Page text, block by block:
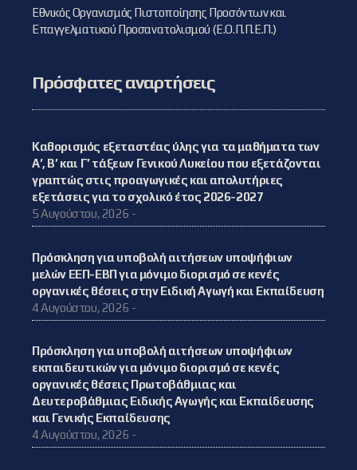
Εθνικός Οργανισμός Πιστοποίησης Προσόντων και
Επαγγελματικού Προσανατολισμού (Ε.Ο.Π.Π.Ε.Π.)
Πρόσφατες αναρτήσεις
Καθορισμός εξεταστέας ύλης για τα μαθήματα των
Α’, Β’ και Γ’ τάξεων Γενικού Λυκείου που εξετάζονται
γραπτώς στις προαγωγικές και απολυτήριες
εξετάσεις για το σχολικό έτος 2026-2027
5 Αυγούστου, 2026 -
Πρόσκληση για υποβολή αιτήσεων υποψήφιων
μελών ΕΕΠ-ΕΒΠ για μόνιμο διορισμό σε κενές
οργανικές θέσεις στην Ειδική Αγωγή και Εκπαίδευση
4 Αυγούστου, 2026 -
Πρόσκληση για υποβολή αιτήσεων υποψήφιων
εκπαιδευτικών για μόνιμο διορισμό σε κενές
οργανικές θέσεις Πρωτοβάθμιας και
Δευτεροβάθμιας Ειδικής Αγωγής και Εκπαίδευσης
και Γενικής Εκπαίδευσης
4 Αυγούστου, 2026 -